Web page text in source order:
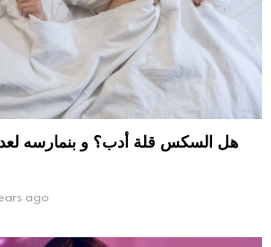
هل السكس قلة أدب؟ و بنمارسه
ago